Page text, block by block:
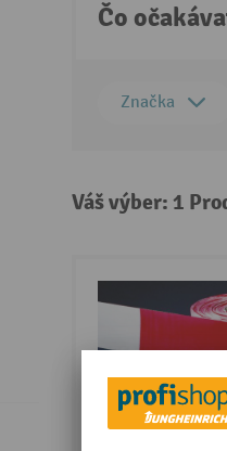
Čo
Značka
Váš výber: 1